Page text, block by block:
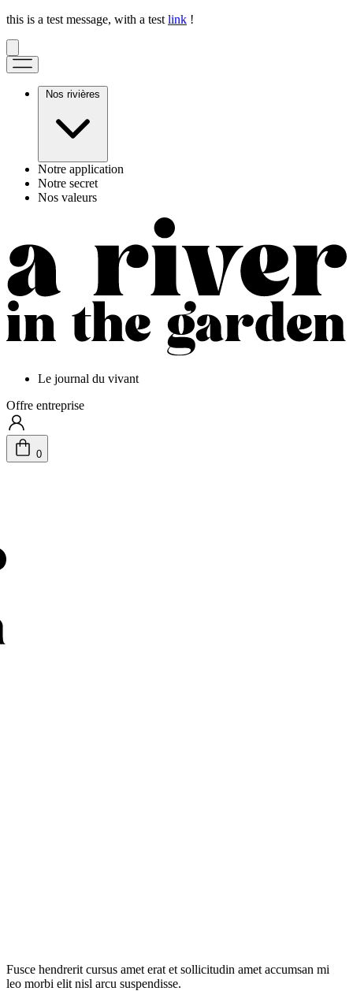
this is a test message, with a test link !
Nos rivières
Notre application
Notre secret
Nos valeurs
Le journal du vivant
Offre entreprise
0
Fusce hendrerit cursus amet erat et sollicitudin amet accumsan mi
leo morbi elit nisl arcu suspendisse.